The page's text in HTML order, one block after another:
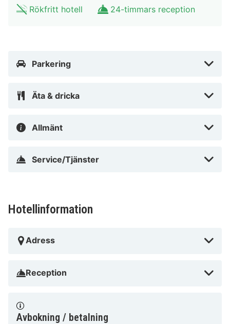
promenad från både DogA - Norwegian Centre for
Rökfritt hotell
24-timmars reception
Parkering
Äta & dricka
Allmänt
Service/Tjänster
Hotellinformation
Adress
Reception
Avbokning / betalning